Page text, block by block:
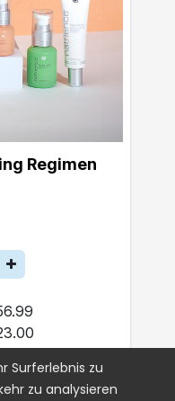
Regimen
Surferlebnis zu
zu analysieren